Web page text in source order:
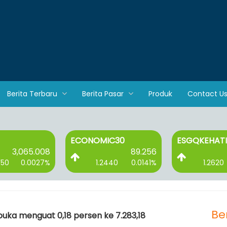
Berita Terbaru Berita Pasar Produk Contact Us
3,065.008
0.0027%
ECONOMIC30
89.256
1.2440 0.0141%
ESGQKEHATI
1.2620
menguat 0,18 persen ke 7.283,18